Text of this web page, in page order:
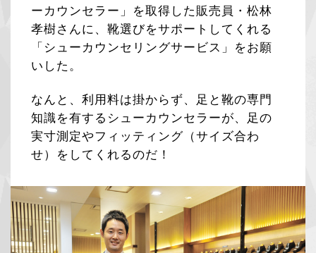
ーカウンセラー」を取得した販売員・松林
孝樹さんに、靴選びをサポートしてくれる
「シューカウンセリングサービス」をお願
いした。
なんと、利用料は掛からず、足と靴の専門
知識を有するシューカウンセラーが、足の
実寸測定やフィッティング（サイズ合わ
せ）をしてくれるのだ！